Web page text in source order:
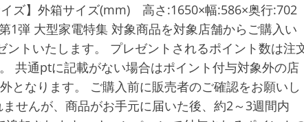
ズ】外箱サイズ(mm) 高さ:1650×幅:586×奥行:702
型家電特集 対象商品を対象店舗からご購入い
トいたします。 プレゼントされるポイント数は注
共通ptに記載がない場合はポイント付与対象外の店
となります。 ご購入前に販売者のご確認をお願いし
せんが、商品がお手元に届いた後、約2～3週間内